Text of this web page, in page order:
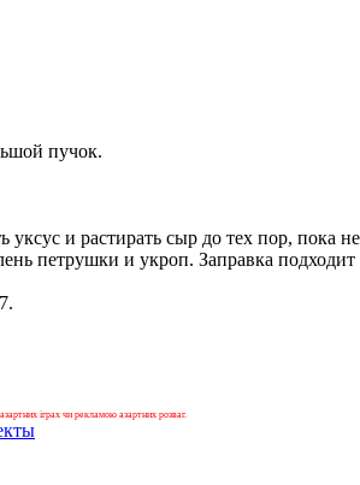
пучок.
и растирать сыр до тех пор, пока
петрушки и укроп. Заправка
іграх чи рекламою азартних розваг.